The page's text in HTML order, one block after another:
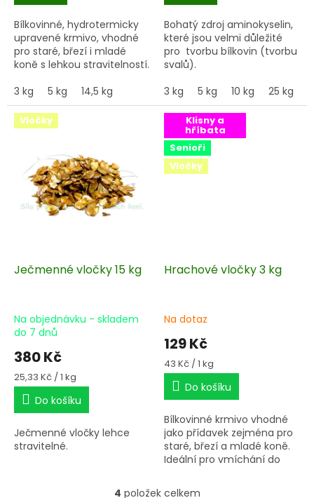
Bílkovinné, hydrotermicky
upravené krmivo, vhodné
pro staré, březí i mladé
koně s lehkou stravitelností.
3 kg
5 kg 14,5 kg
Bohatý zdroj aminokyselin,
které jsou velmi důležité
pro tvorbu bílkovin (tvorbu
svalů).
3 kg
5 kg 10 kg 25 kg
Vločky
Ječmenné vločky 15 kg
Na objednávku - skladem
do 7 dnů
380 Kč
Měrná
cena:
25,33 Kč / 1 kg
Do košíku
Ječmenné vločky lehce
stravitelné.
Klisny a
hříbata
Senioři
Vločky
Hrachové vločky 3 kg
Na dotaz
129 Kč
Měrná
cena:
43 Kč / 1 kg
Do košíku
Bílkovinné krmivo vhodné
jako přídavek zejména pro
staré, březí a mladé koně.
Ideální pro vmíchání do
4 položek celkem